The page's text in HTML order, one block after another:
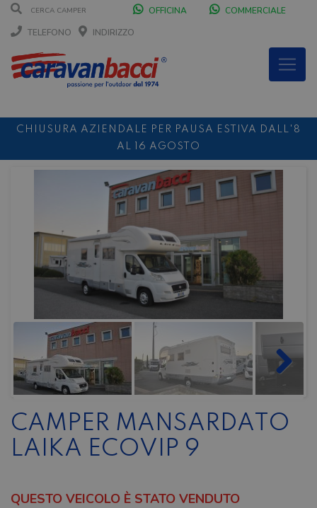
OFFICINA
COMMERCIALE
TELEFONO
INDIRIZZO
CHIUSURA AZIENDALE PER PAUSA ESTIVA DALL'8
AL 16 AGOSTO
DURANTE IL MESE DI AGOSTO SIAMO CHIUSI IL
SABATO POMERIGGIO
NOLEGGIO ENTRO IL 31.08
NOLEGGI DI SETTEMBRE
CAMPER MANSARDATO
LAIKA ECOVIP 9
QUESTO VEICOLO È STATO VENDUTO